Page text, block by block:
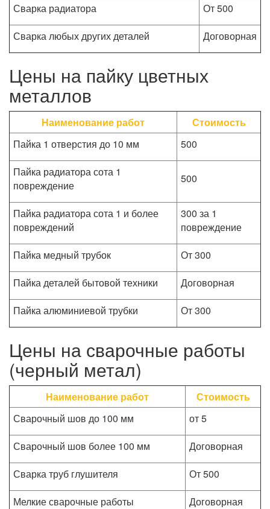
Сварка радиатора
От 500
Сварка любых других деталей
Договорная
Цены на пайку цветных
металлов
Наименование работ
Стоимость
Пайка 1 отверстия до 10 мм
500
Пайка радиатора сота 1
повреждение
500
Пайка радиатора сота 1 и более
повреждений
300 за 1
повреждение
Пайка медный трубок
От 300
Пайка деталей бытовой техники
Договорная
Пайка алюминиевой трубки
От 300
Цены на сварочные работы
(черный метал)
Наименование работ
Стоимость
Сварочный шов до 100 мм
от 5
Сварочный шов более 100 мм
Договорная
Сварка труб глушителя
От 500
Мелкие сварочные работы
Договорная